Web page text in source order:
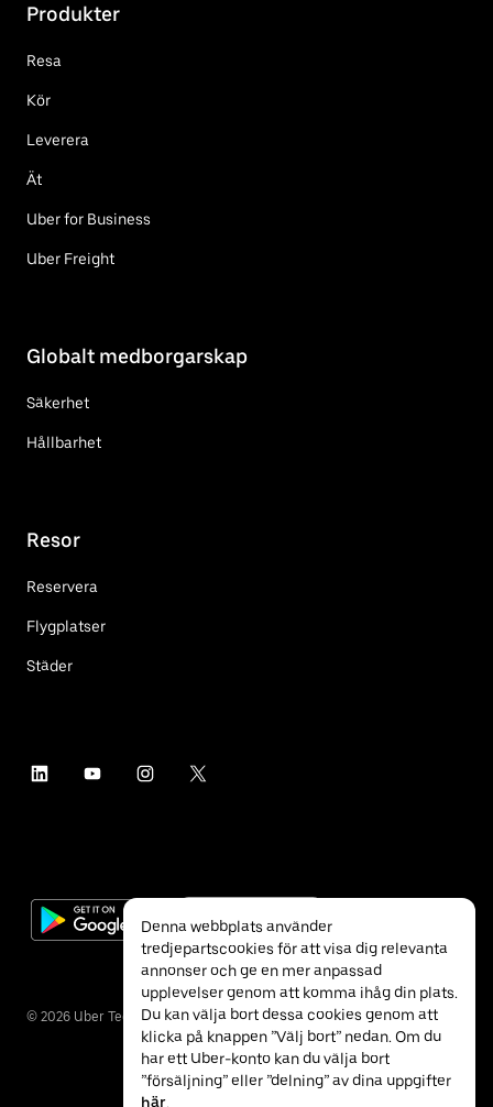
Produkter
Resa
Kör
Leverera
Ät
Uber for Business
Uber Freight
Globalt medborgarskap
Säkerhet
Hållbarhet
Resor
Reservera
Flygplatser
Städer
© 2026 Uber Technologies Inc.
Denna webbplats använder
tredjepartscookies för att visa dig relevanta
annonser och ge en mer anpassad
upplevelser genom att komma ihåg din plats.
Du kan välja bort dessa cookies genom att
klicka på knappen ”Välj bort” nedan. Om du
har ett Uber-konto kan du välja bort
”försäljning” eller ”delning” av dina uppgifter
här.